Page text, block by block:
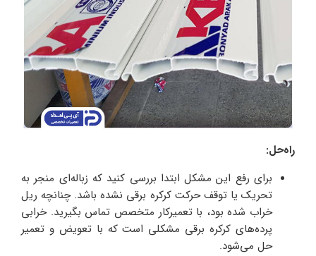
راه‌حل:
برای رفع این مشکل ابتدا بررسی کنید که زباله‌ای منجر به
تحریک یا توقف حرکت کرکره برقی نشده باشد. چنانچه ریل
خراب شده بود، با تعمیرکار متخصص تماس بگیرید. خرابی
پرده‌های کرکره برقی مشکلی است که با تعویض و تعمیر
حل می‌شود.